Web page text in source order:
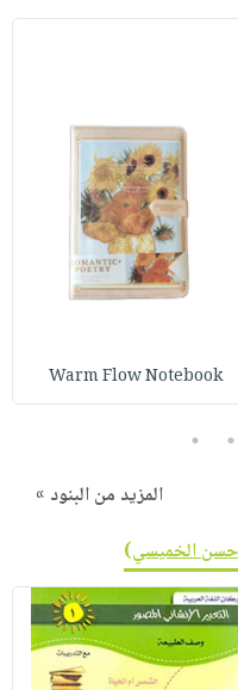
Warm Flow Notebook
4
5
المزيد من البنود »
الخميسي)